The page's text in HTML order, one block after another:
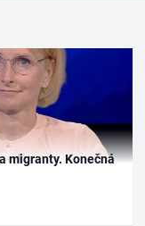
migranty. Konečná